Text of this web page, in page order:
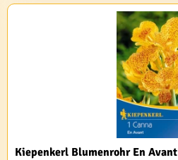
Kiepenkerl Blumenrohr En Avant